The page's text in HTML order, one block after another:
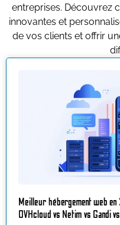
entreprises. Découvrez
innovantes et
de vos clients et offrir
Meilleur hébergement web
OVHcloud vs Netim vs Gandi